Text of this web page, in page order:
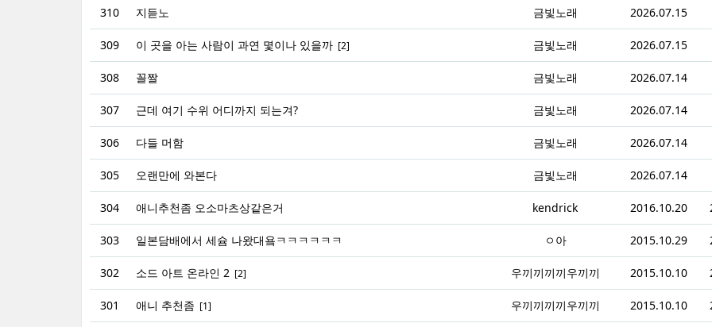
310 지듣노 금빛노래 2026.07.15
309 이 곳을 아는 사람이 과연 몇이나 있을까 [2] 금빛노래 2026.07.15
308 꼴짤 금빛노래 2026.07.14
307 근데 여기 수위 어디까지 되는겨? 금빛노래 2026.07.14
306 다들 머함 금빛노래 2026.07.14
305 오랜만에 와본다 금빛노래 2026.07.14
304 애니추천좀 오소마츠상같은거 kendrick 2016.10.20
303 일본담배에서 세슘 나왔대욬ㅋㅋㅋㅋㅋㅋ ㅇ아 2015.10.29
302 소드 아트 온라인 2 [2] 우끼끼끼끼우끼끼 2015.10.10
301 애니 추천좀 [1] 우끼끼끼끼우끼끼 2015.10.10